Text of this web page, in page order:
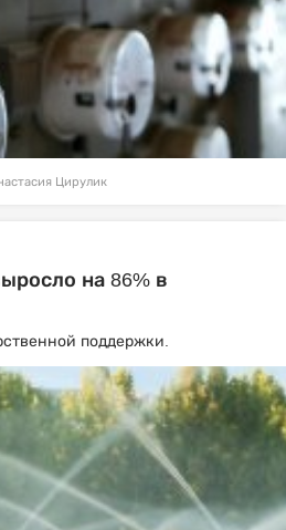
Цирулик
на 86% в
поддержки.